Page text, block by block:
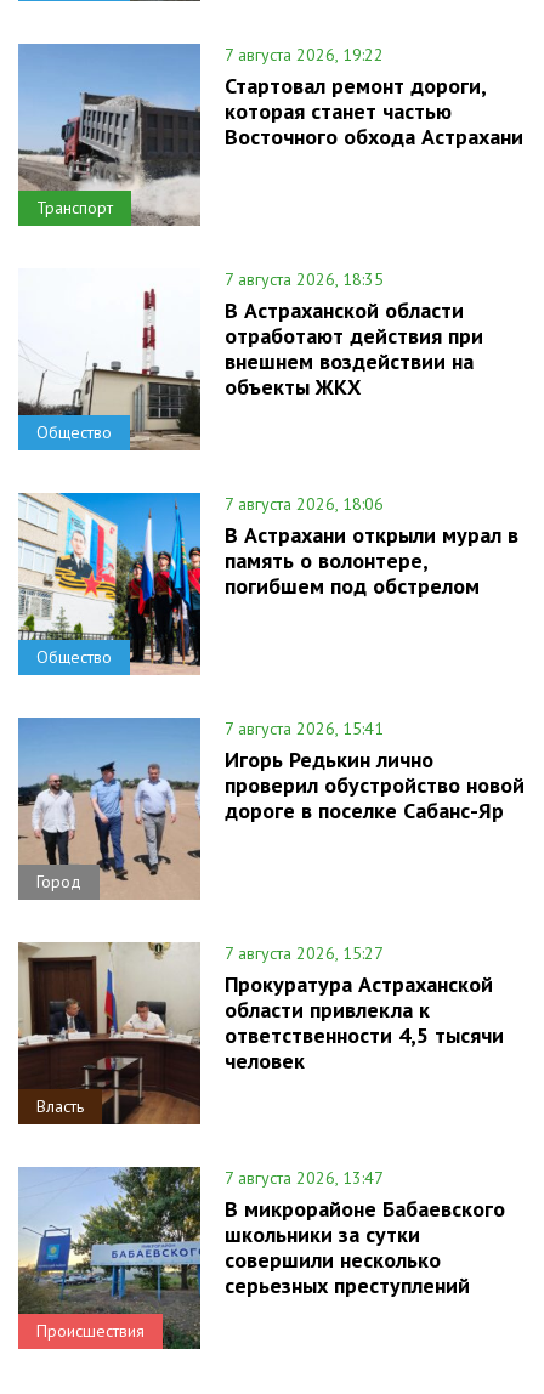
Транспорт
7 августа 2026, 19:22
Стартовал ремонт дороги,
которая станет частью
Восточного обхода Астрахани
Общество
7 августа 2026, 18:35
В Астраханской области
отработают действия при
внешнем воздействии на
объекты ЖКХ
Общество
7 августа 2026, 18:06
В Астрахани открыли мурал в
память о волонтере,
погибшем под обстрелом
Город
7 августа 2026, 15:41
Игорь Редькин лично
проверил обустройство новой
дороге в поселке Сабанс-Яр
Власть
7 августа 2026, 15:27
Прокуратура Астраханской
области привлекла к
ответственности 4,5 тысячи
человек
Происшествия
7 августа 2026, 13:47
В микрорайоне Бабаевского
школьники за сутки
совершили несколько
серьезных преступлений